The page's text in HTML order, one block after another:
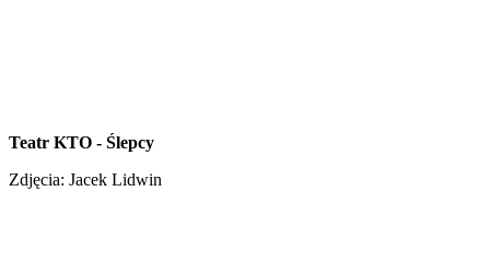
Teatr KTO - Ślepcy
Zdjęcia: Jacek Lidwin